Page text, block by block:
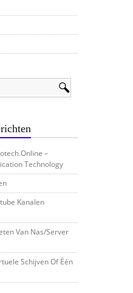
–
Technology
Kanalen
Van Nas/server
Schijven Of Één